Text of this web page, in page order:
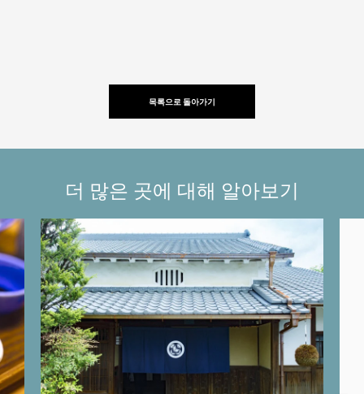
목록으로 돌아가기
더 많은 곳에 대해 알아보기